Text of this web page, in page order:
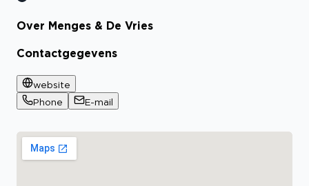
Over Menges & De Vries
Contactgegevens
website
Phone
E-mail